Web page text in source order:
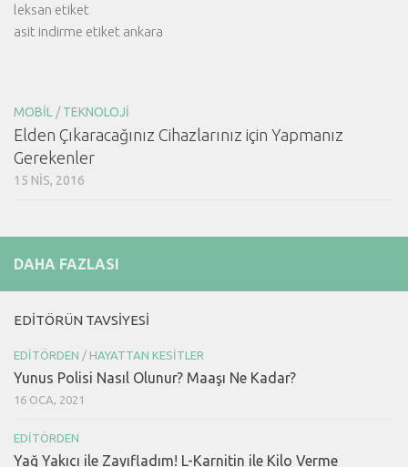
leksan etiket
asit indirme etiket ankara
MOBIL /TEKNOLOJI
Elden Çıkaracağınız Cihazlarınız için Yapmanız
Gerekenler
15 NIS, 2016
DAHA FAZLASI
EDITÖRÜN TAVSIYESI
EDITÖRDEN / HAYATTAN KESITLER
Yunus Polisi Nasıl Olunur? Maaşı Ne Kadar?
16 OCA, 2021
EDITÖRDEN
Yağ Yakıcı ile Zayıfladım! L-Karnitin ile Kilo Verme